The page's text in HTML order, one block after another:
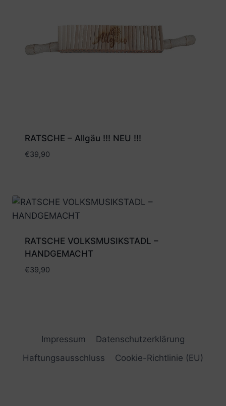
RATSCHE – Allgäu !!! NEU !!!
€39,90
RATSCHE VOLKSMUSIKSTADL –
HANDGEMACHT
€39,90
Impressum
Datenschutzerklärung
Haftungsausschluss
Cookie-Richtlinie (EU)